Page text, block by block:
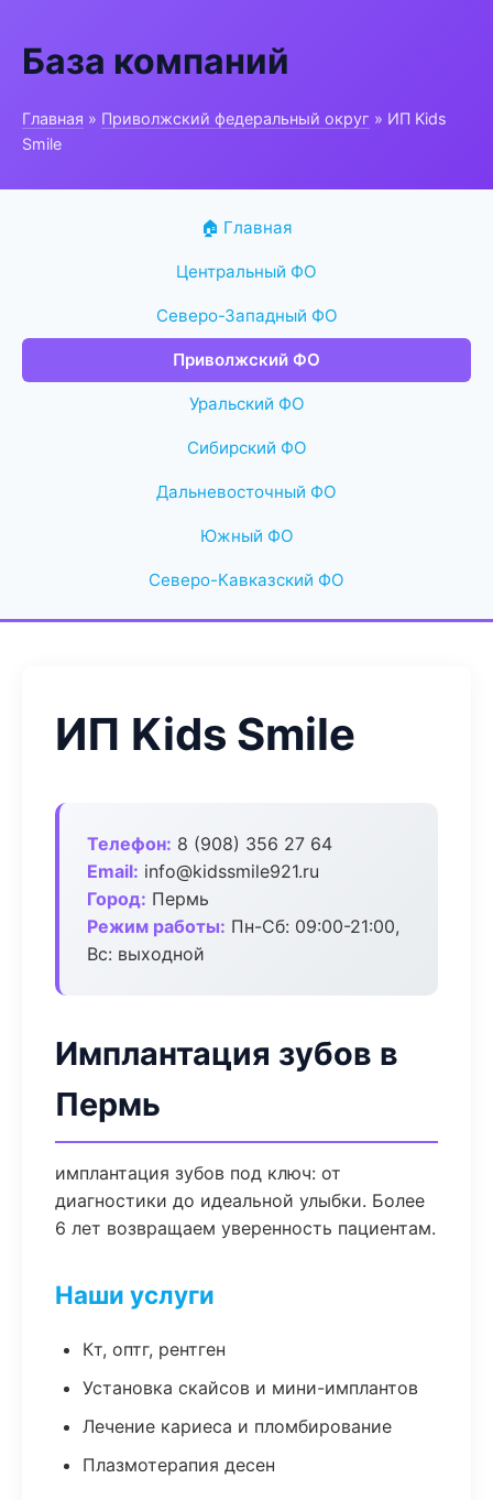
База компаний
Главная » Приволжский федеральный округ » ИП Kids
Smile
🏠 Главная
Центральный ФО
Северо-Западный ФО
Приволжский ФО
Уральский ФО
Сибирский ФО
Дальневосточный ФО
Южный ФО
Северо-Кавказский ФО
ИП Kids Smile
Телефон: 8 (908) 356 27 64
Email: info@kidssmile921.ru
Город: Пермь
Режим работы: Пн-Сб: 09:00-21:00,
Вс: выходной
Имплантация зубов в
Пермь
имплантация зубов под ключ: от
диагностики до идеальной улыбки. Более
6 лет возвращаем уверенность пациентам.
Наши услуги
Кт, оптг, рентген
Установка скайсов и мини-имплантов
Лечение кариеса и пломбирование
Плазмотерапия десен